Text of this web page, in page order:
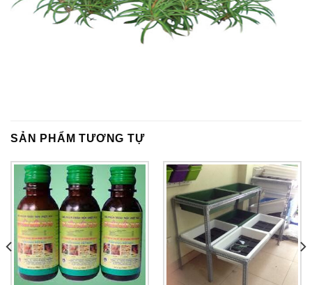
SẢN PHẨM TƯƠNG TỰ